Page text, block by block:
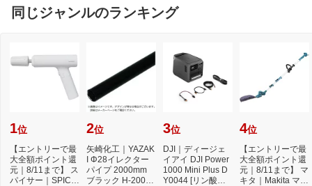
同じジャンルのランキング
1位
【エントリーで最
大全額ポイント還
元｜8/11まで】 ス
パイサー｜SPICE
2位
矢崎化工｜YAZAK
I Φ28イレクター
パイプ 2000mm
ブラック H-2000-
3位
DJI｜ディージェ
イアイ DJI Power
1000 Mini Plus D
Y0044 [リン酸鉄
4位
【エントリーで最
大全額ポイント還
元｜8/11まで】 マ
キタ｜Makita マキ